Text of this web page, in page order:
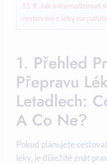
11 9. Jak minimalizovat
cestování s léky na
1. Přehled
Přepravu
Letadlech:
A Co Ne?
Pokud plánujete
léky, je důležité znát